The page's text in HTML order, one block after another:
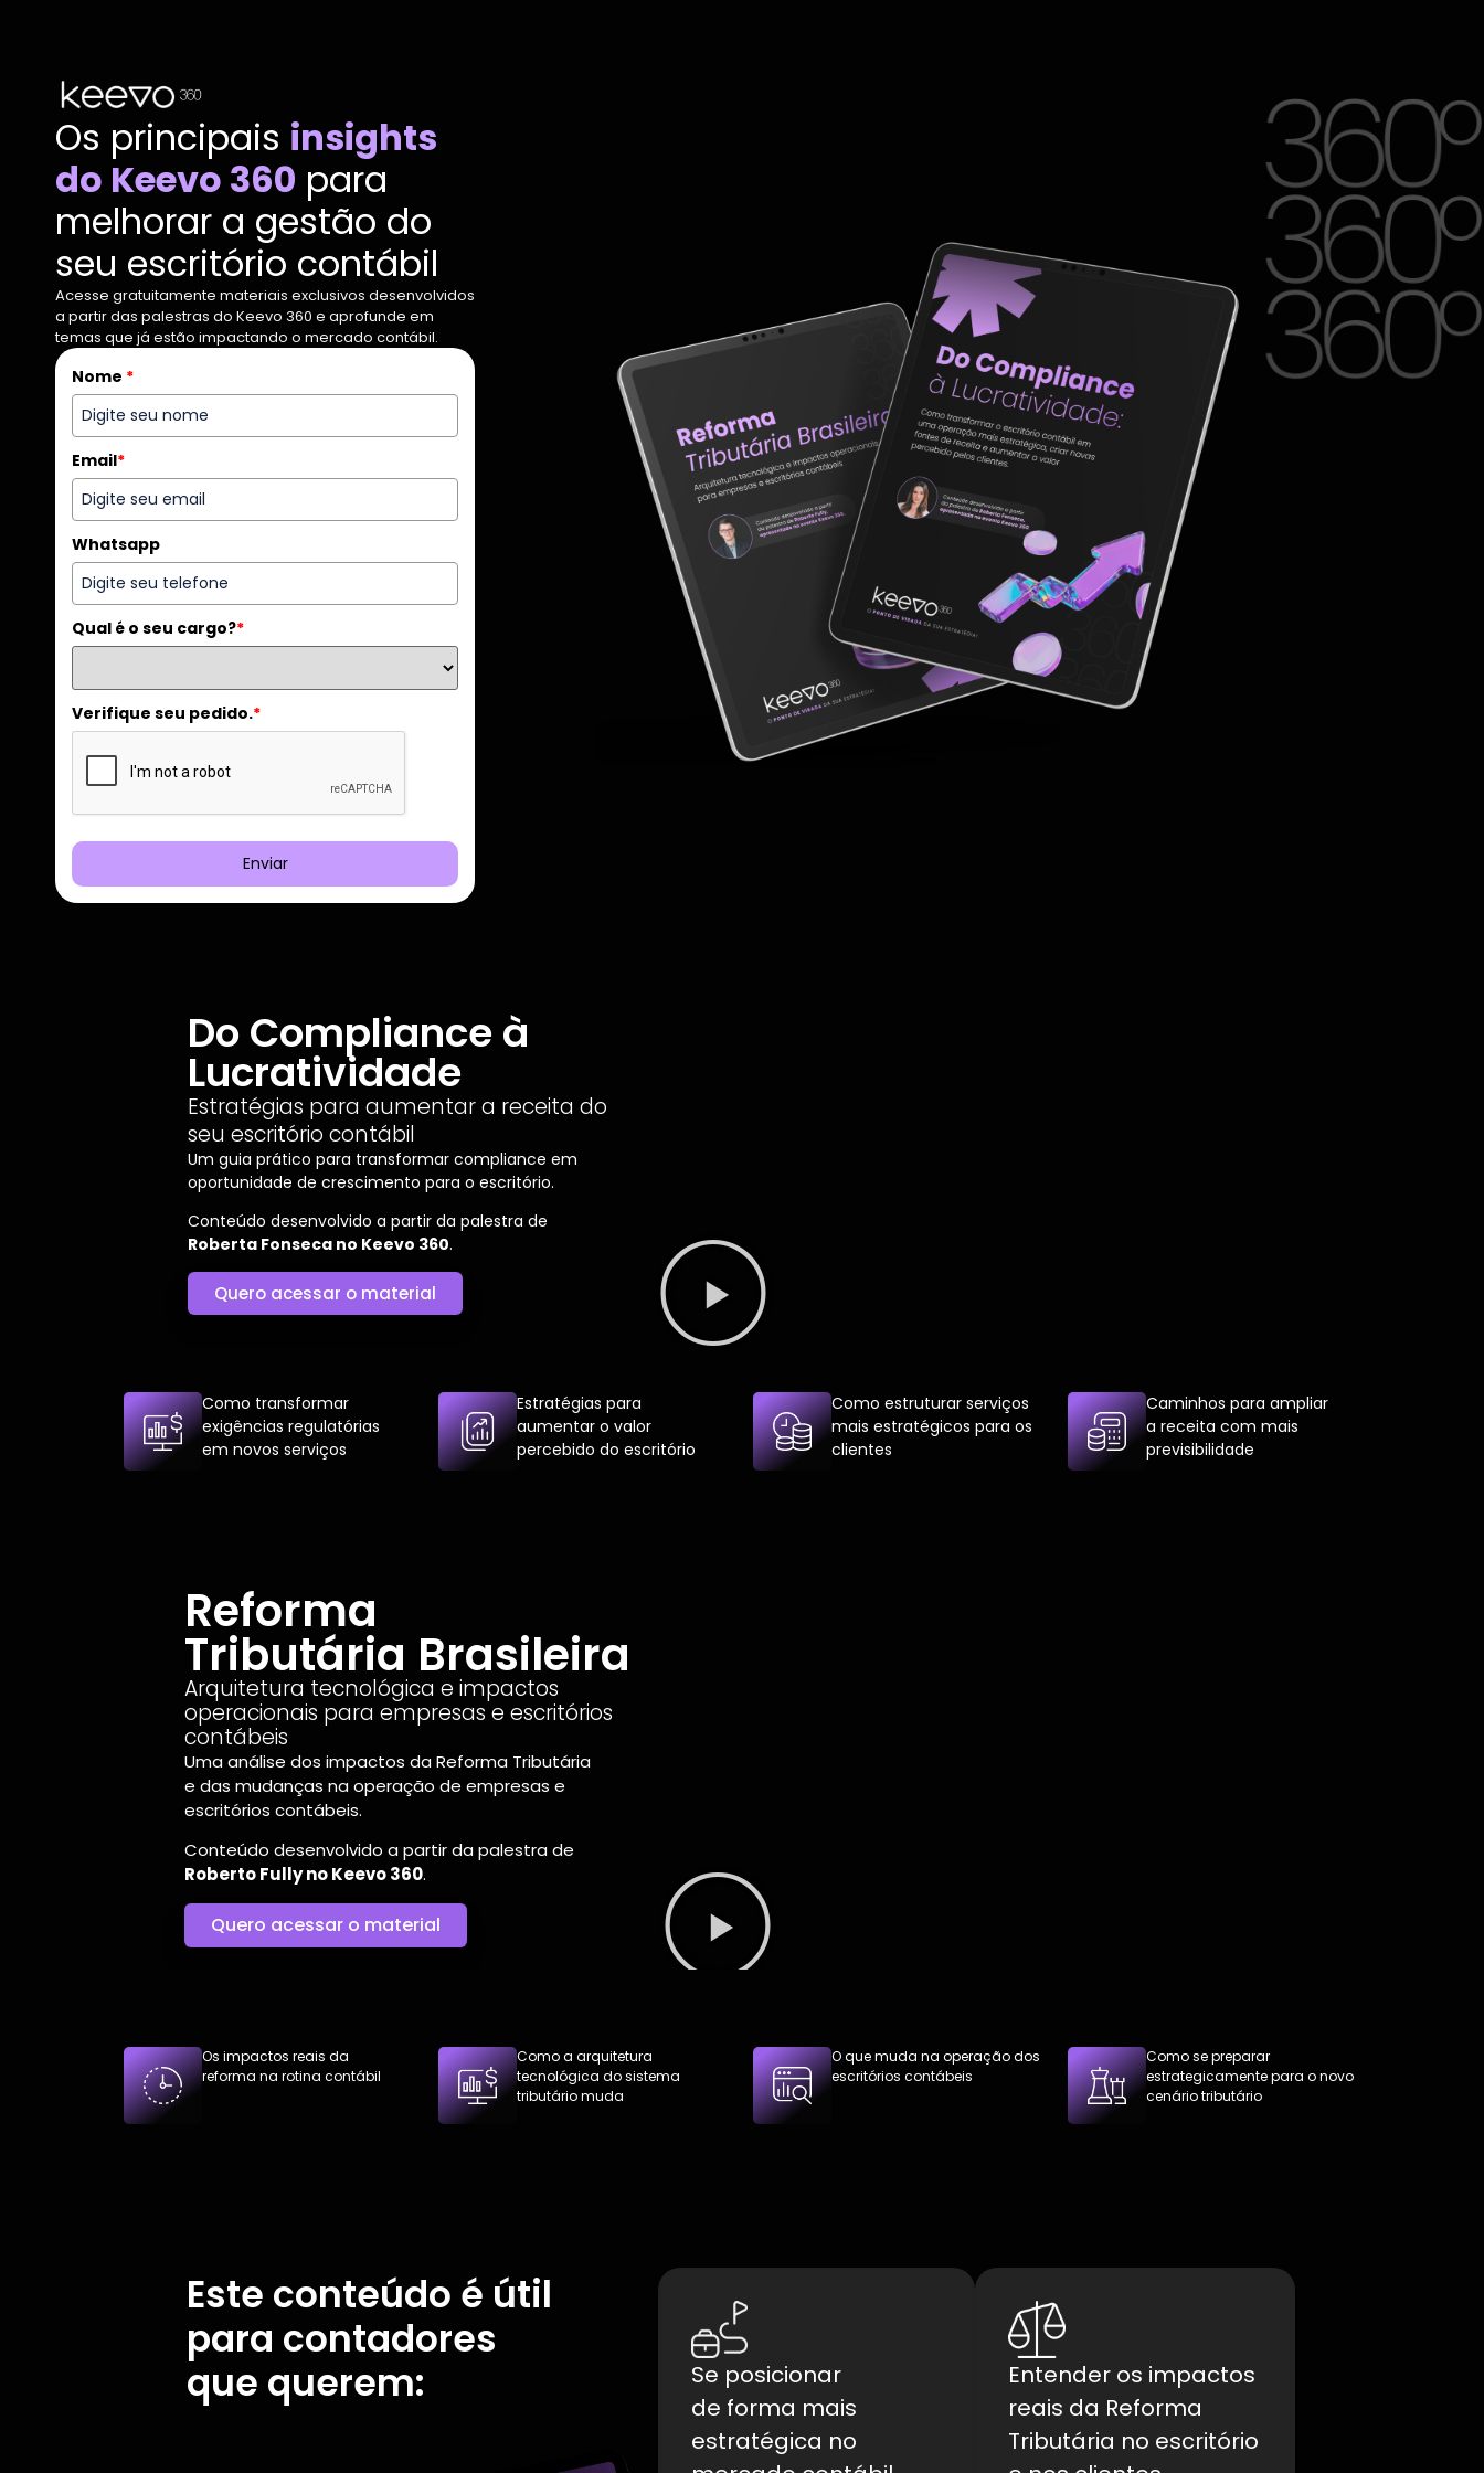
Os principais insights
do Keevo 360 para
melhorar a gestão do
seu escritório contábil
Acesse gratuitamente materiais exclusivos desenvolvidos
a partir das palestras do Keevo 360 e aprofunde em
temas que já estão impactando o mercado contábil.
Nome *
Email*
Whatsapp
Qual é o seu cargo?*
Verifique seu pedido.*
Enviar
Do Compliance à
Lucratividade
Estratégias para aumentar a receita do
seu escritório contábil
Um guia prático para transformar compliance em
oportunidade de crescimento para o escritório.
Conteúdo desenvolvido a partir da palestra de
Roberta Fonseca no Keevo 360.
Quero acessar o material
Como transformar
exigências regulatórias
em novos serviços
Estratégias para
aumentar o valor
percebido do escritório
Como estruturar serviços
mais estratégicos para os
clientes
Caminhos para ampliar
a receita com mais
previsibilidade
Reforma
Tributária Brasileira
Arquitetura tecnológica e impactos
operacionais para empresas e escritórios
contábeis
Uma análise dos impactos da Reforma Tributária
e das mudanças na operação de empresas e
escritórios contábeis.
Conteúdo desenvolvido a partir da palestra de
Roberto Fully no Keevo 360.
Quero acessar o material
Os impactos reais da
reforma na rotina contábil
Como a arquitetura
tecnológica do sistema
tributário muda
O que muda na operação dos
escritórios contábeis
Como se preparar
estrategicamente para o novo
cenário tributário
Este conteúdo é útil
para contadores
que querem:
Se posicionar
de forma mais
estratégica no
Entender os impactos
reais da Reforma
Tributária no escritório